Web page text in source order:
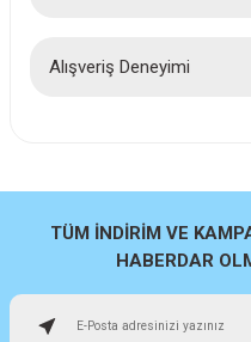
Alışveriş Deneyimi
orijinal
H... U... | 02/06/2026
TÜM İNDİRİM VE
HABERDAR